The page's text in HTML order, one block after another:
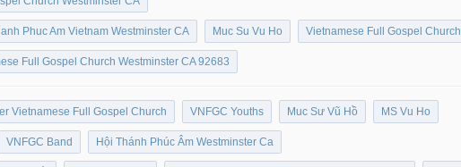
Phuc Am Vietnam Westminster CA Muc Su Vu Ho Vietnamese Full Gospel Church
Full Gospel Church Westminster CA 92683
Vietnamese Full Gospel Church VNFGC Youths Muc Sư Vũ Hồ MS Vu Ho
VNFGC Band Hội Thánh Phúc Âm Westminster Ca